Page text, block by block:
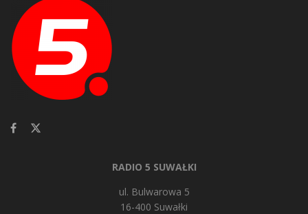
RADIO 5 SUWAŁKI
ul. Bulwarowa 5
16-400 Suwałki